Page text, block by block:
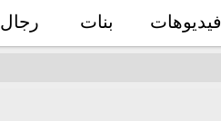
فيديوهات بنات رجال